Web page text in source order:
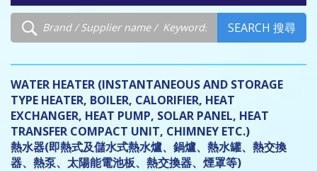
SEARCH 搜尋
WATER HEATER (INSTANTANEOUS AND STORAGE
TYPE HEATER, BOILER, CALORIFIER, HEAT
EXCHANGER, HEAT PUMP, SOLAR PANEL, HEAT
TRANSFER COMPACT UNIT, CHIMNEY ETC.)
熱水器(即熱式及儲水式熱水爐、鍋爐、熱水罐、熱交換
器、熱泵、太陽能電池板、熱交換器、煙罩等)